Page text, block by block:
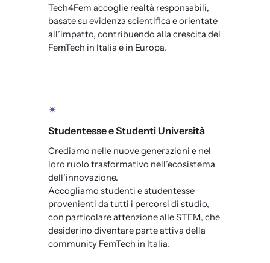
Tech4Fem accoglie realtà responsabili,
basate su evidenza scientifica e orientate
all’impatto, contribuendo alla crescita del
FemTech in Italia e in Europa.
✴
Studentesse e Studenti Università
Crediamo nelle nuove generazioni e nel
loro ruolo trasformativo nell’ecosistema
dell’innovazione.
Accogliamo studenti e studentesse
provenienti da tutti i percorsi di studio,
con particolare attenzione alle STEM, che
desiderino diventare parte attiva della
community FemTech in Italia.